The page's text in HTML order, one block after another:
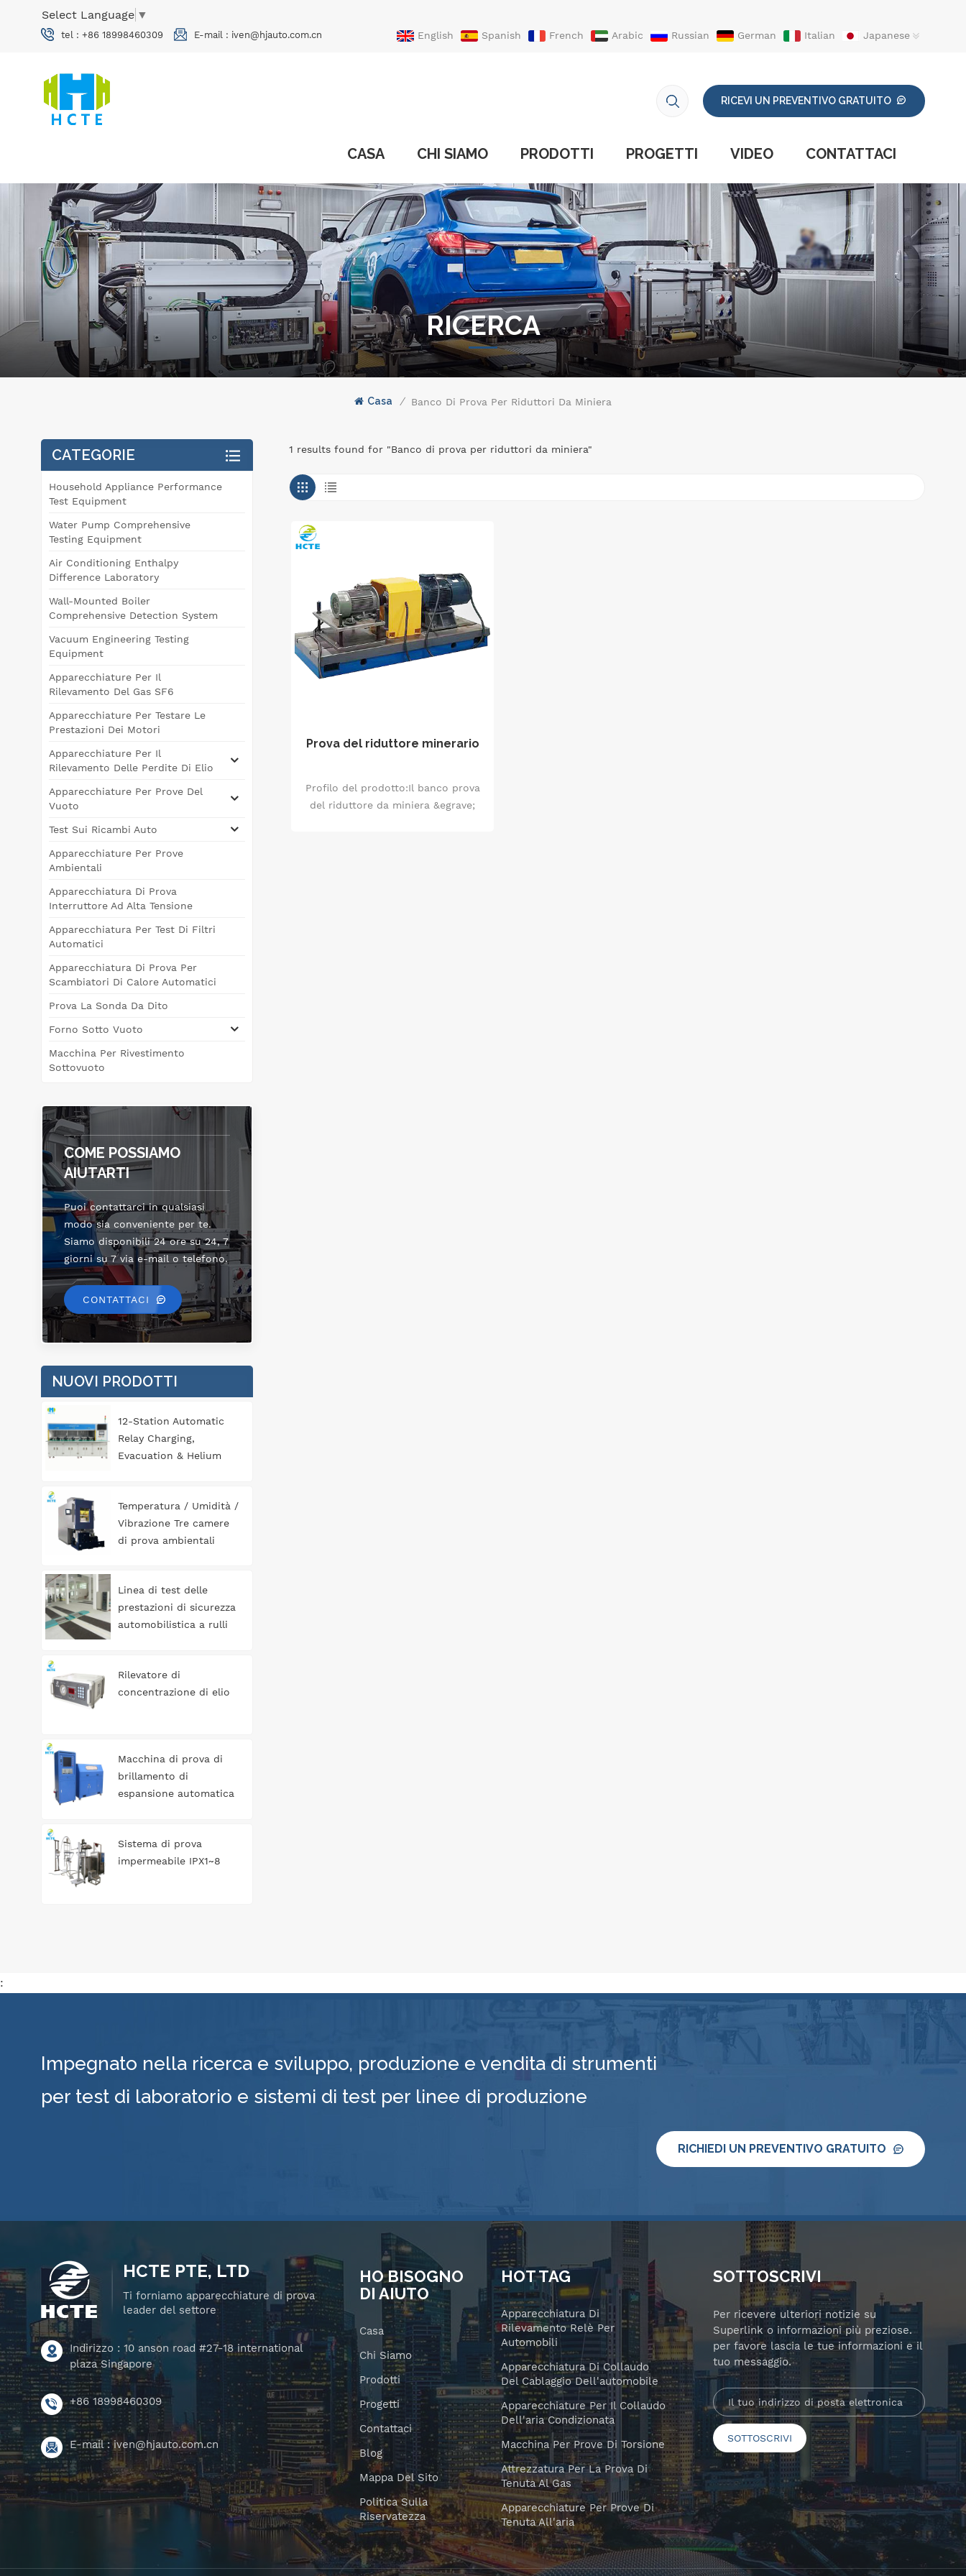
Select Language ▼
tel : +86 18998460309 E-mail : iven@hjauto.com.cn English Spanish French Arabic Russian German Italian
Japanese
RICEVI UN PREVENTIVO GRATUITO
CASA CHI SIAMO PRODOTTI PROGETTI VIDEO CONTATTACI
RICERCA
Casa / Banco Di Prova Per Riduttori Da Miniera
1 results found for "Banco di prova per riduttori da miniera"
Prova del riduttore minerario
Profilo del prodotto:Il banco prova
del riduttore da miniera &egrave;
CATEGORIE
Household Appliance Performance
Test Equipment
Water Pump Comprehensive
Testing Equipment
Air Conditioning Enthalpy
Difference Laboratory
Wall-Mounted Boiler
Comprehensive Detection System
Vacuum Engineering Testing
Equipment
Apparecchiature Per Il
Rilevamento Del Gas SF6
Apparecchiature Per Testare Le
Prestazioni Dei Motori
Apparecchiature Per Il
Rilevamento Delle Perdite Di Elio
Apparecchiature Per Prove Del
Vuoto
Test Sui Ricambi Auto
Apparecchiature Per Prove
Ambientali
Apparecchiatura Di Prova
Interruttore Ad Alta Tensione
Apparecchiatura Per Test Di Filtri
Automatici
Apparecchiatura Di Prova Per
Scambiatori Di Calore Automatici
Prova La Sonda Da Dito
Forno Sotto Vuoto
Macchina Per Rivestimento
Sottovuoto
COME POSSIAMO
AIUTARTI
Puoi contattarci in qualsiasi
modo sia conveniente per te.
Siamo disponibili 24 ore su 24, 7
giorni su 7 via e-mail o telefono.
CONTATTACI
NUOVI PRODOTTI
12-Station Automatic
Relay Charging,
Evacuation & Helium
Automotive
Components
Temperatura / Umidità /
Vibrazione Tre camere
di prova ambientali
Linea di test delle
prestazioni di sicurezza
automobilistica a rulli
Rilevatore di
concentrazione di elio
Macchina di prova di
brillamento di
espansione automatica
Sistema di prova
impermeabile IPX1~8
:
Impegnato nella ricerca e sviluppo, produzione e vendita di strumenti
per test di laboratorio e sistemi di test per linee di produzione
RICHIEDI UN PREVENTIVO GRATUITO
HCTE PTE, LTD
Ti forniamo apparecchiature di prova
leader del settore
Indirizzo : 10 anson road #27-18 international
plaza Singapore
+86 18998460309
E-mail :iven@hjauto.com.cn
SOTTOSCRIVI
Per ricevere ulteriori notizie su
Superlink o informazioni più preziose.
per favore lascia le tue informazioni e il
tuo messaggio.
HO BISOGNO
DI AIUTO
Casa
Chi Siamo
Prodotti
Progetti
Contattaci
Blog
Mappa Del Sito
Politica Sulla
Riservatezza
HOT TAG
Apparecchiatura Di
Rilevamento Relè Per
Automobili
Apparecchiatura Di Collaudo
Del Cablaggio Dell'automobile
Apparecchiature Per Il Collaudo
Dell'aria Condizionata
Macchina Per Prove Di Torsione
Attrezzatura Per La Prova Di
Tenuta Al Gas
Apparecchiature Per Prove Di
Tenuta All'aria